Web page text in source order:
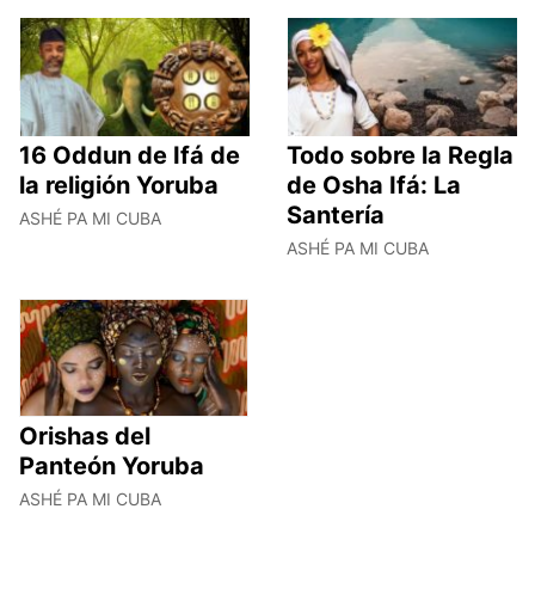
16 Oddun de Ifá de
la religión Yoruba
ASHÉ PA MI CUBA
Todo sobre la Regla
de Osha Ifá: La
Santería
ASHÉ PA MI CUBA
Orishas del
Panteón Yoruba
ASHÉ PA MI CUBA